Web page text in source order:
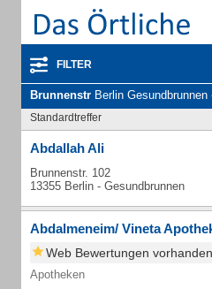
FILTER
Brunnenstr Berlin Gesundbrunnen - Unternehmen und
Standardtreffer
Abdallah Ali
Brunnenstr. 102
13355 Berlin - Gesundbrunnen
Abdalmeneim/ Vineta
Web Bewertungen vorhanden
Apotheken